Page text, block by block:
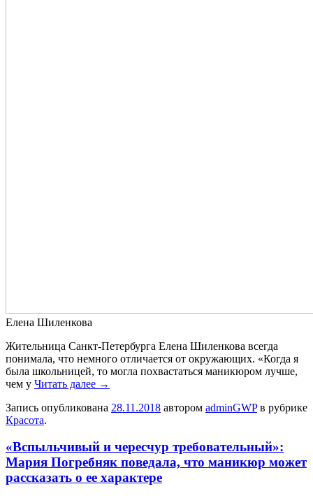
Елена Шиленкова
Жительница Санкт-Петербурга Елена Шиленкова всегда
понимала, что немного отличается от окружающих. «Когда я
была школьницей, то могла похвастаться маникюром лучше,
чем у Читать далее →
Запись опубликована 28.11.2018 автором adminGWPв рубрике
Красота.
«Вспыльчивый и чересчур требовательный»:
Мария Погребняк поведала, что маникюр может
рассказать о ее характере